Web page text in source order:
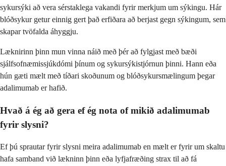
sykursýki að vera sérstaklega vakandi fyrir merkjum um sýkingu. Hár
blóðsykur getur einnig gert það erfiðara að berjast gegn sýkingum, sem
skapar tvöfalda áhyggju.
Læknirinn þinn mun vinna náið með þér að fylgjast með bæði
sjálfsofnæmissjúkdómi þínum og sykursýkistjórnun þinni. Hann eða
hún gæti mælt með tíðari skoðunum og blóðsykursmælingum þegar
adalimumab er hafið.
Hvað á ég að gera ef ég nota of mikið adalimumab
fyrir slysni?
Ef þú sprautar fyrir slysni meira adalimumab en mælt er fyrir um skaltu
hafa samband við lækninn þinn eða lyfjafræðing strax til að fá